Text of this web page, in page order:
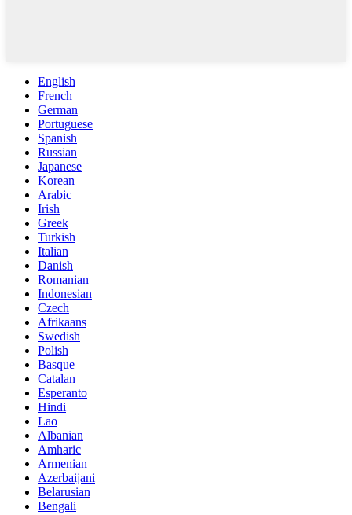
English
French
German
Portuguese
Spanish
Russian
Japanese
Korean
Arabic
Irish
Greek
Turkish
Italian
Danish
Romanian
Indonesian
Czech
Afrikaans
Swedish
Polish
Basque
Catalan
Esperanto
Hindi
Lao
Albanian
Amharic
Armenian
Azerbaijani
Belarusian
Bengali